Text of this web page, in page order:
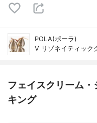
POLA(ポーラ)
V リゾネイティック
フェイスクリーム
キング